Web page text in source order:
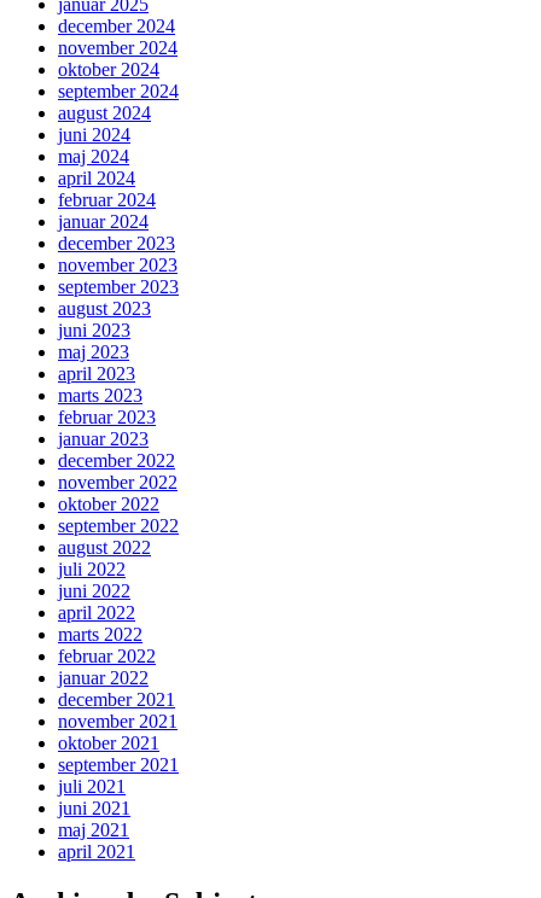
december 2024
november 2024
oktober 2024
september 2024
august 2024
juni 2024
maj 2024
april 2024
februar 2024
januar 2024
december 2023
november 2023
september 2023
august 2023
juni 2023
maj 2023
april 2023
marts 2023
februar 2023
januar 2023
december 2022
november 2022
oktober 2022
september 2022
august 2022
juli 2022
juni 2022
april 2022
marts 2022
februar 2022
januar 2022
december 2021
november 2021
oktober 2021
september 2021
juli 2021
juni 2021
maj 2021
april 2021